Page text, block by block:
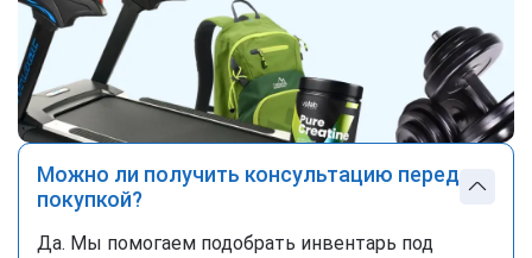
Можно ли получить консультацию перед
покупкой?
Да. Мы помогаем подобрать инвентарь под